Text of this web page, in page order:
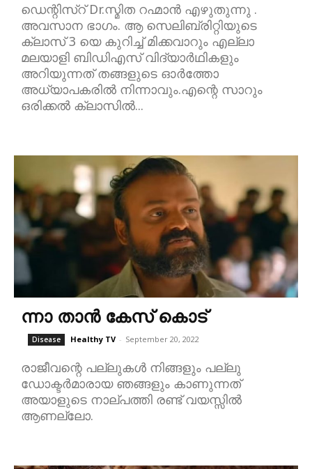
ഡെന്റിസ്റ് Dr.സ്മിത റഹ്മാൻ എഴുതുന്നു .
അവസാന ഭാഗം. ആ സെലിബ്രിറ്റിയുടെ
ക്ലാസ് 3 യെ കുറിച്ച് മിക്കവാറും എല്ലാ
മലയാളി ബിഡിഎസ് വിദ്യാർഥികളും
അറിയുന്നത് തങ്ങളുടെ ഓർത്തോ
അധ്യാപകരിൽ നിന്നാവും.എന്റെ സാറും
ഒരിക്കൽ ക്ലാസിൽ...
ന്നാ താൻ കേസ് കൊട്
Disease Healthy TV - September 20, 2022
രാജീവന്റെ പല്ലുകൾ നിങ്ങളും പല്ലു
ഡോക്ടർമാരായ ഞങ്ങളും കാണുന്നത്
അയാളുടെ നാല്പത്തി രണ്ട് വയസ്സിൽ
ആണല്ലോ.